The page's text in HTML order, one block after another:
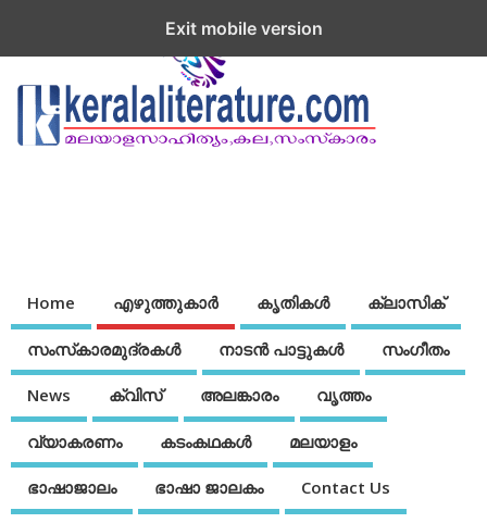
Home എഴുത്തുകാര്‍ കൃതികൾ ക്ലാസിക്
സംസ്‌കാരമുദ്രകള്‍ നാടന്‍ പാട്ടുകള്‍ സംഗീതം
News ക്വിസ് അലങ്കാരം വൃത്തം
വ്യാകരണം കടംകഥകള്‍ മലയാളം
ഭാഷാജാലം ഭാഷാ ജാലകം Contact Us
Exit mobile version